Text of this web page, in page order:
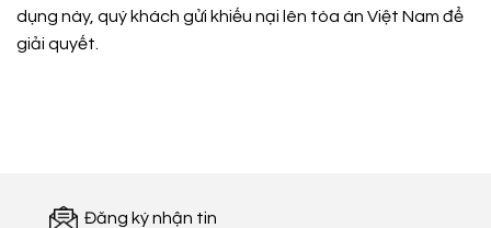
dụng này, quý khách gửi khiếu nại lên tòa án Việt Nam để
giải quyết.
Đăng ký nhận tin